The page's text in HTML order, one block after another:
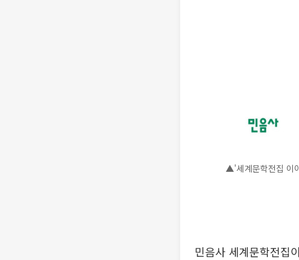
▲'세계문학전집 이
민음사 세계문학전집